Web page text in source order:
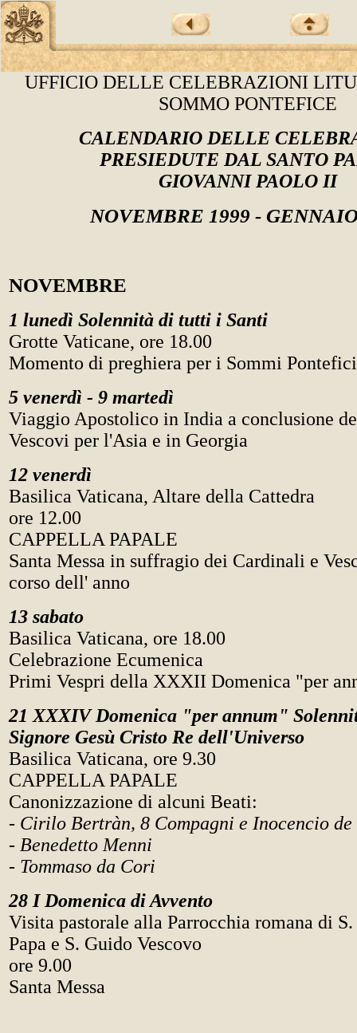
UFFICIO DELLE CELEBRAZIONI
SOMMO PONTEFICE
CALENDARIO DELLE
PRESIEDUTE DAL SANTO
GIOVANNI PAOLO II
NOVEMBRE 1999 -
NOVEMBRE
1 lunedì Solennità di tutti i Santi
Grotte Vaticane, ore 18.00
Momento di preghiera per i Sommi
5 venerdì - 9 martedì
Viaggio Apostolico in India a conclusione
Vescovi per l'Asia e in Georgia
12 venerdì
Basilica Vaticana, Altare della Cattedra
ore 12.00
CAPPELLA PAPALE
Santa Messa in suffragio dei Cardinali e
corso dell' anno
13 sabato
Basilica Vaticana, ore 18.00
Celebrazione Ecumenica
Primi Vespri della XXXII Domenica "per
21 XXXIV Domenica "per annum"
Signore Gesù Cristo Re dell'Universo
Basilica Vaticana, ore 9.30
CAPPELLA PAPALE
Canonizzazione di alcuni Beati:
- Cirilo Bertràn, 8 Compagni e Inocencio
- Benedetto Menni
- Tommaso da Cori
28 I Domenica di Avvento
Visita pastorale alla Parrocchia romana di
Papa e S. Guido Vescovo
ore 9.00
Santa Messa